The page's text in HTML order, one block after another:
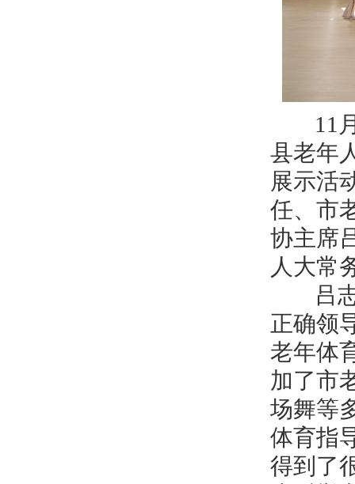
11月7
县老年
展示活
任、市
协主席
人大常
吕志
正确领
老年体
加了市
场舞等
体育指
得到了